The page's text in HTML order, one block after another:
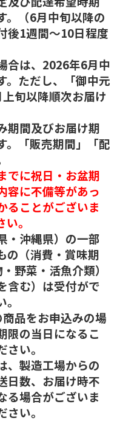
。（6月中旬以降の
後1週間～10日程度
合は、2026年6月中
。ただし、「御中元
旬以降順次お届け
期間及びお届け期
。「販売期間」「配
でに祝日・お盆期
容に不備等があっ
ることがございま
。
・沖縄県）の一部
の（消費・賞味期
野菜・活魚介類）
含む）は受付がで
品をお申込みの場
限の当日になるこ
い。
、製造工場からの
日数、お届け時不
る場合がございま
い。